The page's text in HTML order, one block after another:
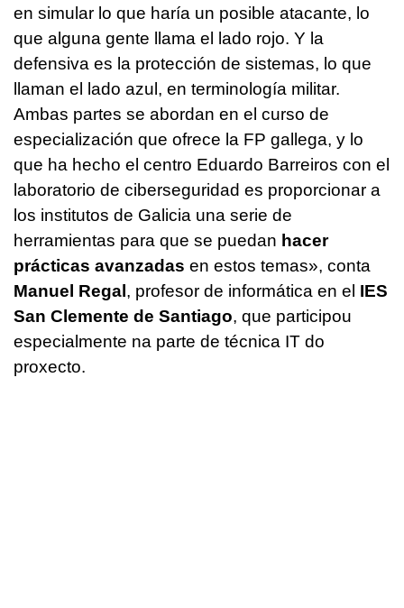
en simular lo que haría un posible atacante, lo
que alguna gente llama el lado rojo. Y la
defensiva es la protección de sistemas, lo que
llaman el lado azul, en terminología militar.
Ambas partes se abordan en el curso de
especialización que ofrece la FP gallega, y lo
que ha hecho el centro Eduardo Barreiros con el
laboratorio de ciberseguridad es proporcionar a
los institutos de Galicia una serie de
herramientas para que se puedan hacer
prácticas avanzadas en estos temas», conta
Manuel Regal , profesor de informática en el IES
San Clemente de Santiago, que participou
especialmente na parte de técnica IT do
proxecto.